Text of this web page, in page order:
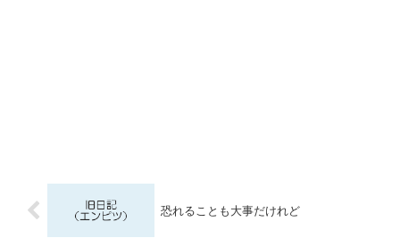
恐れることも大事だけれど